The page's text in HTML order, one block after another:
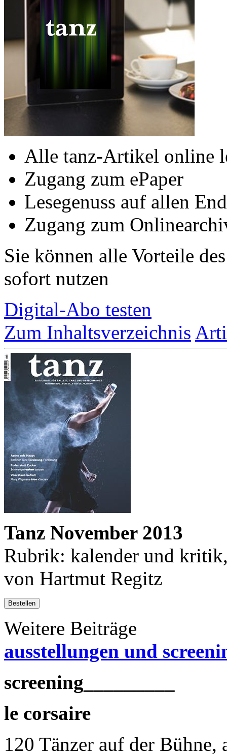
Alle tanz-Artikel online
Zugang zum ePaper
Lesegenuss auf allen
Zugang zum
Sie können alle Vorteile
sofort nutzen
Digital-Abo testen
Zum Inhaltsverzeichnis
Tanz November 2013
Rubrik: kalender und
von Hartmut Regitz
Bestellen
Weitere Beiträge
ausstellungen und
screening_________
le corsaire
120 Tänzer auf der Bühne,